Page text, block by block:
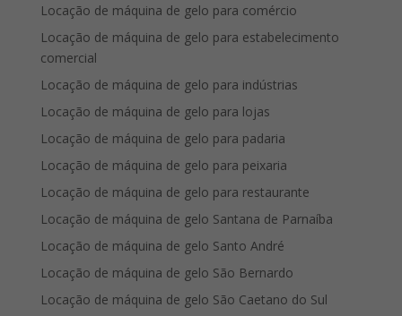
Locação de máquina de gelo para comércio
Locação de máquina de gelo para estabelecimento
comercial
Locação de máquina de gelo para indústrias
Locação de máquina de gelo para lojas
Locação de máquina de gelo para padaria
Locação de máquina de gelo para peixaria
Locação de máquina de gelo para restaurante
Locação de máquina de gelo Santana de Parnaíba
Locação de máquina de gelo Santo André
Locação de máquina de gelo São Bernardo
Locação de máquina de gelo São Caetano do Sul